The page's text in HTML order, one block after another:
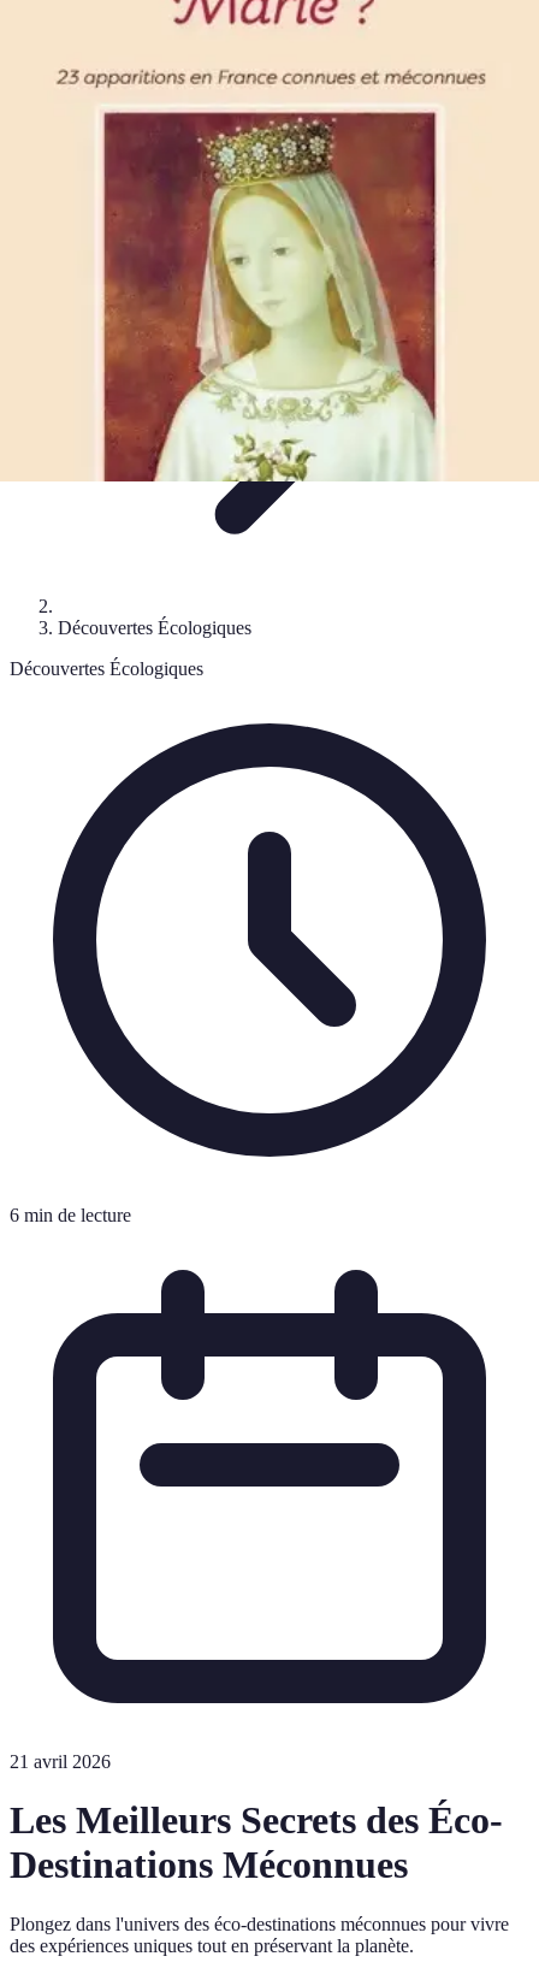
Découvertes Écologiques
Découvertes Écologiques
6 min de lecture
21 avril 2026
Les Meilleurs Secrets des Éco-
Destinations Méconnues
Plongez dans l'univers des éco-destinations méconnues pour vivre
des expériences uniques tout en préservant la planète.